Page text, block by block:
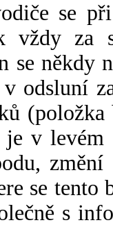
se
vždy za
se někdy
odsluní
je v
se tento
s